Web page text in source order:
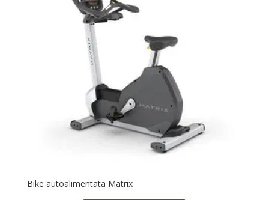
Bike autoalimentata Matrix